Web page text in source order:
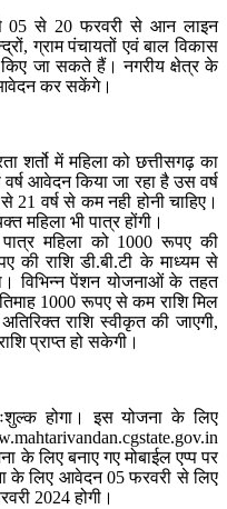
05 से 20 फरवरी से आन लाइन
ग्राम पंचायतों एवं बाल विकास
किए जा सकते हैं। नगरीय क्षेत्र के
आवेदन कर सकेंगे।
शर्तो में महिला को छत्तीसगढ़ का
आवेदन किया जा रहा है उस वर्ष
21 वर्ष से कम नही होनी चाहिए।
महिला भी पात्र होंगी।
महिला को 1000 रूपए की
की राशि डी.बी.टी के माध्यम से
विभिन्न पेंशन योजनाओं के तहत
1000 रूपए से कम राशि मिल
राशि स्वीकृत की जाएगी,
प्राप्त हो सकेगी।
होगा। इस योजना के लिए
के लिए बनाए गए मोबाईल एप्प पर
के लिए आवेदन 05 फरवरी से लिए
2024 होगी।